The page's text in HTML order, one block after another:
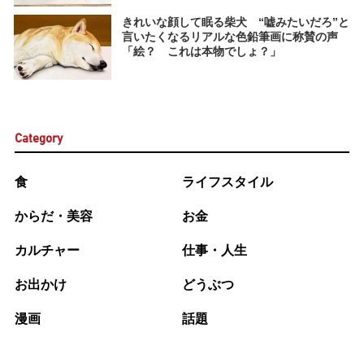
きれいな顔して眠る柴犬 “嘘みたいだろ”と
言いたくなるリアルな色鉛筆画に称賛の声
「絵？ これは本物でしょ？」
Category
食 ライフスタイル
からだ・美容 お金
カルチャー 仕事・人生
お出かけ どうぶつ
漫画 話題